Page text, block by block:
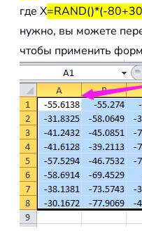
где X=RAND()*(-
нужно, вы можете
чтобы применить